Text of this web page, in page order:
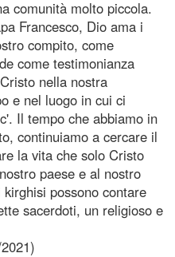
comunità molto piccola.
Francesco, Dio ama i
compito, come
come testimonianza
nella nostra
e nel luogo in cui ci
Il tempo che abbiamo in
continuiamo a cercare il
la vita che solo Cristo
paese e al nostro
possono contare
sacerdoti, un religioso e